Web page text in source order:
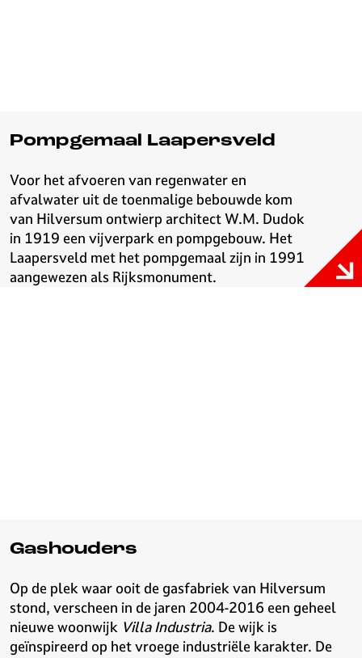
Pompgemaal Laapersveld
Voor het afvoeren van regenwater en
afvalwater uit de toenmalige bebouwde kom
van Hilversum ontwierp architect W.M. Dudok
in 1919 een vijverpark en pompgebouw. Het
Laapersveld met het pompgemaal zijn in 1991
aangewezen als Rijksmonument.
Gashouders
Op de plek waar ooit de gasfabriek van Hilversum
stond, verscheen in de jaren 2004-2016 een geheel
nieuwe woonwijk Villa Industria. De wijk is
geïnspireerd op het vroege industriële karakter. De